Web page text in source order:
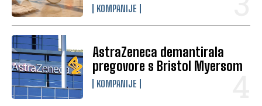
KOMPANIJE
AstraZeneca demantirala
pregovore s Bristol Myersom
KOMPANIJE